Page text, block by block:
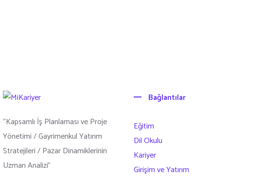
“Kapsamlı İş Planlaması ve Proje
Yönetimi / Gayrimenkul Yatırım
Stratejileri / Pazar Dinamiklerinin
Uzman Analizi”
Bağlantılar
Eğitim
Dil Okulu
Kariyer
Girişim ve Yatırım